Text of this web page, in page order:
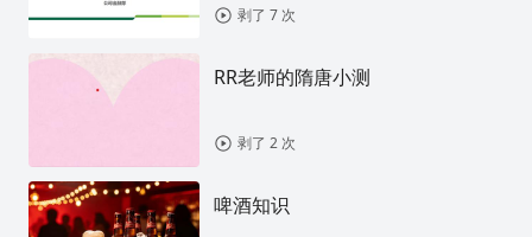
剥了 7 次
RR老师的隋唐小测
剥了 2 次
啤酒知识